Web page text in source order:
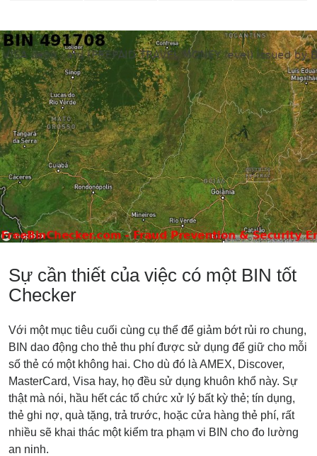
Sự cần thiết của việc có một BIN tốt
Checker
Với một mục tiêu cuối cùng cụ thể để giảm bớt rủi ro chung,
BIN dao động cho thẻ thu phí được sử dụng để giữ cho mỗi
số thẻ có một không hai. Cho dù đó là AMEX, Discover,
MasterCard, Visa hay, họ đều sử dụng khuôn khổ này. Sự
thật mà nói, hầu hết các tổ chức xử lý bất kỳ thẻ; tín dụng,
thẻ ghi nợ, quà tặng, trả trước, hoặc cửa hàng thẻ phí, rất
nhiều sẽ khai thác một kiểm tra phạm vi BIN cho đo lường
an ninh.